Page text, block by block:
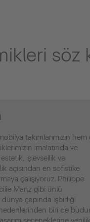
söz
takımlarımızın hem
imalatında ve
estetik, işlevsellik ve
açısından en sofistike
çalışıyoruz. Philippe
Manz gibi ünlü
dünya çapında işbirliği
biri de